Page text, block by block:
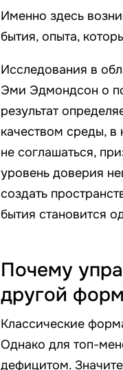
Именно здесь
бытия, опыта,
Исследования в
Эми Эдмондсон о
результат
качеством среды,
не соглашаться,
уровень доверия
создать
бытия становится
Почему
другой
Классические
Однако для топ-
дефицитом.